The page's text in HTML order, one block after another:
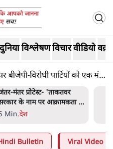
दुनियाविश्लेषणविचारवीडियो
बीजेपी-विरोधी पार्टियों को एक मंच
मंतर प्रोटेस्ट: 'युवाओं को
किया जा रहा है, पर मोदी-
में बोलने की हिम्मत नहीं'-
Min.देश
Bulletin Viral Video